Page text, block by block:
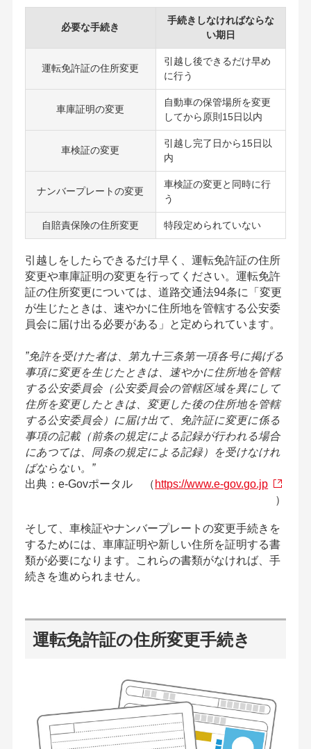
必要な手続き
手続きしなければならな
い期日
運転免許証の住所変更
引越し後できるだけ早め
に行う
車庫証明の変更
自動車の保管場所を変更
してから原則15日以内
車検証の変更
引越し完了日から15日以
内
ナンバープレートの変更
車検証の変更と同時に行
う
自賠責保険の住所変更 特段定められていない
引越しをしたらできるだけ早く、運転免許証の住所
変更や車庫証明の変更を行ってください。運転免許
証の住所変更については、道路交通法94条に「変更
が生じたときは、速やかに住所地を管轄する公安委
員会に届け出る必要がある」と定められています。
”免許を受けた者は、第九十三条第一項各号に掲げる
事項に変更を生じたときは、速やかに住所地を管轄
する公安委員会（公安委員会の管轄区域を異にして
住所を変更したときは、変更した後の住所地を管轄
する公安委員会）に届け出て、免許証に変更に係る
事項の記載（前条の規定による記録が行われる場合
にあつては、同条の規定による記録）を受けなけれ
ばならない。”
出典：e-Govポータル （ https://www.e-gov.go.jp
）
そして、車検証やナンバープレートの変更手続きを
するためには、車庫証明や新しい住所を証明する書
類が必要になります。これらの書類がなければ、手
続きを進められません。
運転免許証の住所変更手続き